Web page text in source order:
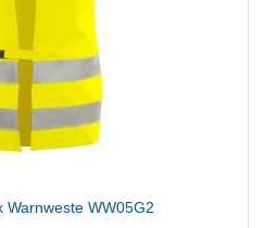
Warnweste WW05G2